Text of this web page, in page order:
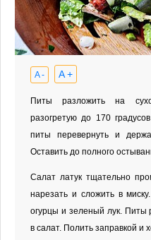
A - A +
Питы разложить на
разогретую до 170
питы перевернуть и
Оставить до полного
Салат латук тщательно
нарезать и сложить в
огурцы и зеленый лук. Питы
в салат. Полить заправкой